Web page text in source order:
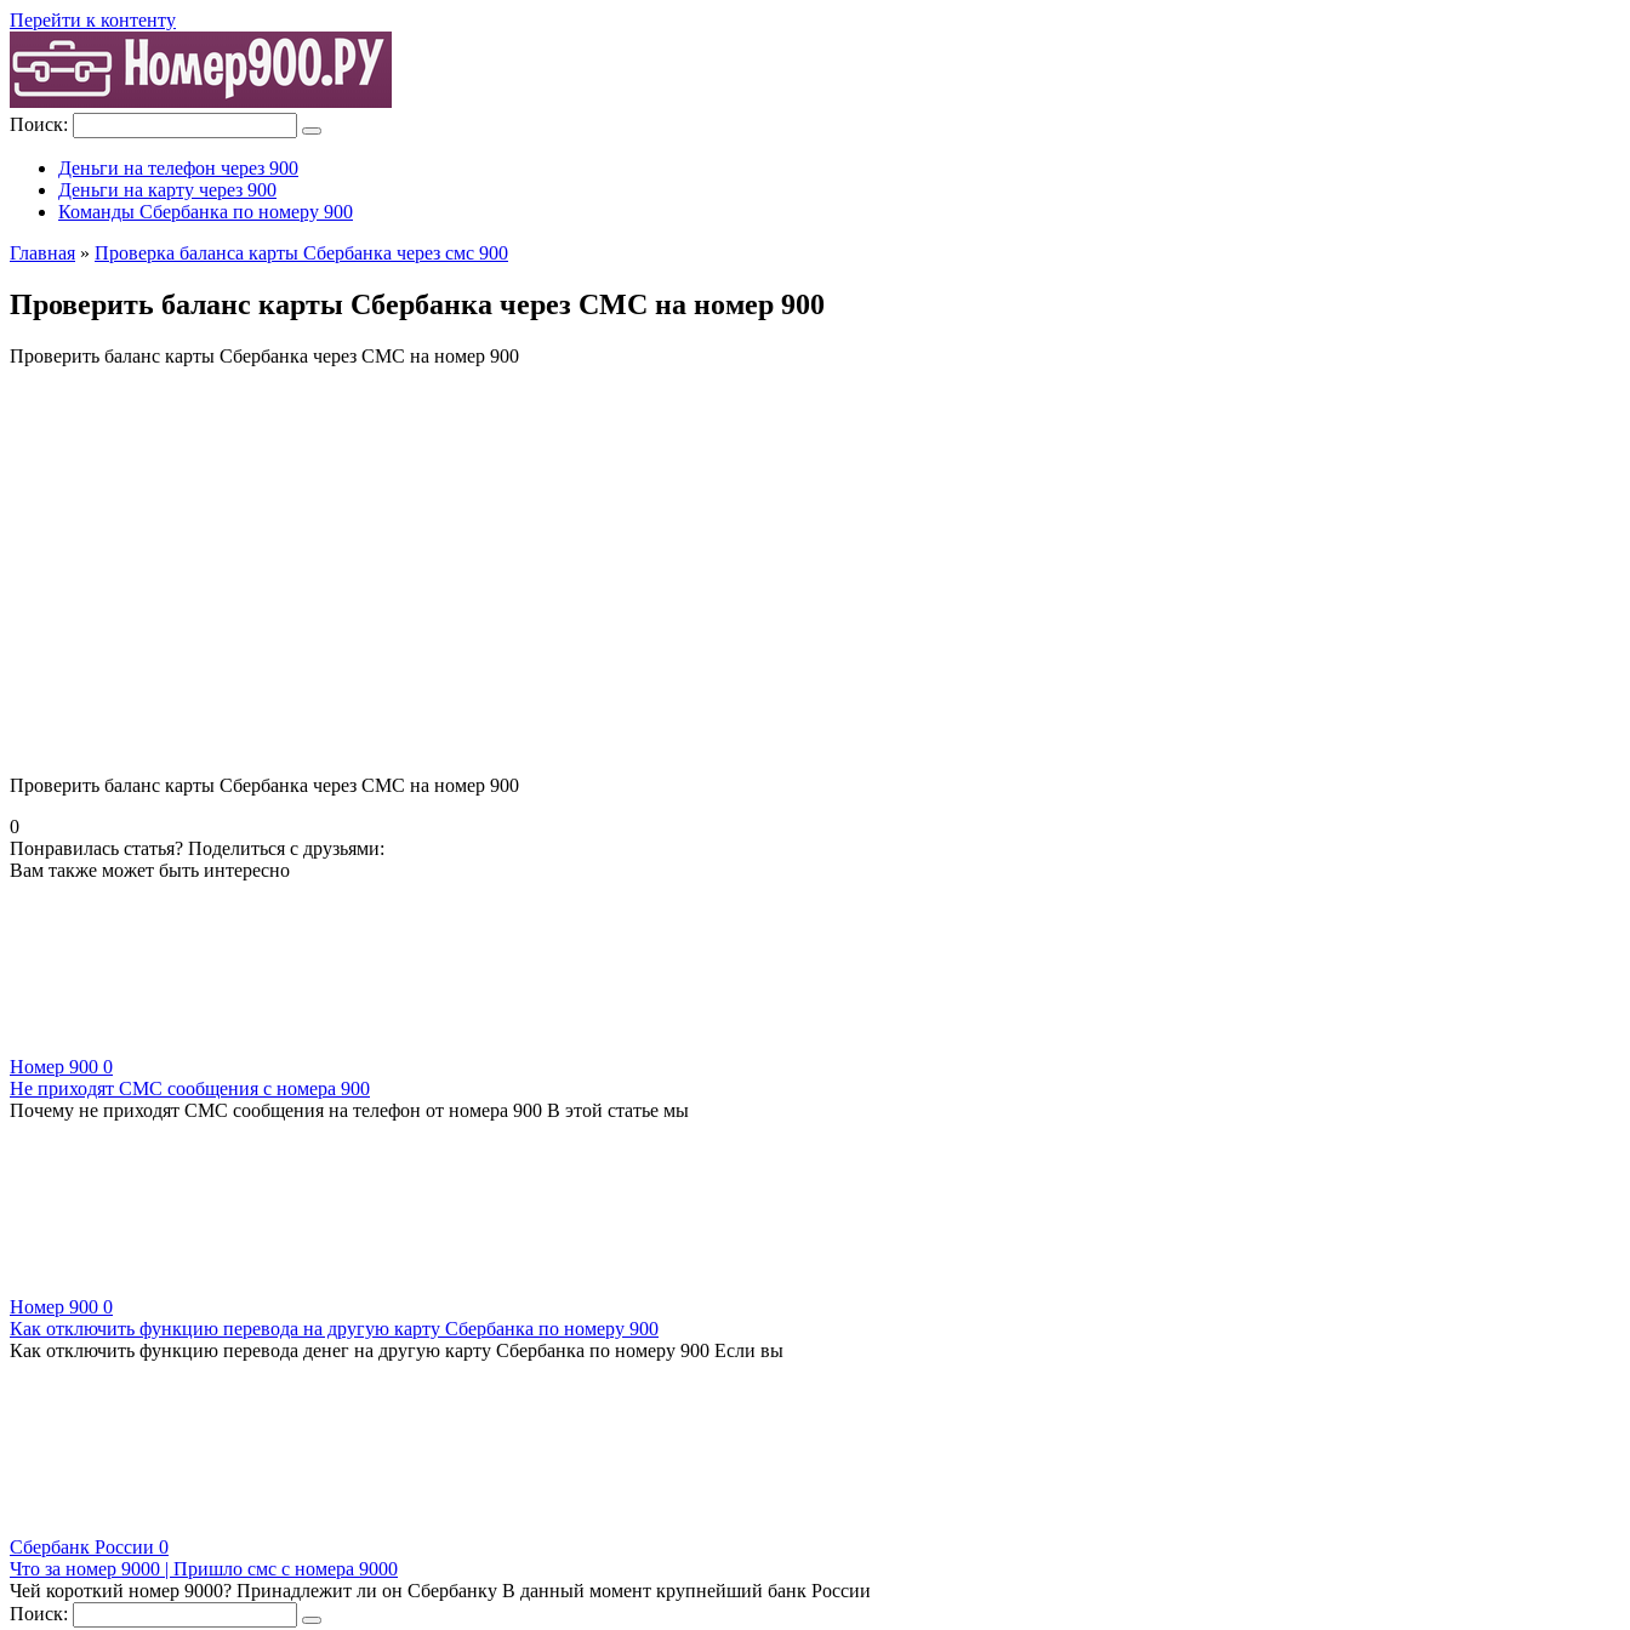
Перейти к контенту
Поиск:
Деньги на телефон через 900
Деньги на карту через 900
Команды Сбербанка по номеру 900
Главная » Проверка баланса карты Сбербанка через смс 900
Проверить баланс карты Сбербанка через СМС на номер 900
Проверить баланс карты Сбербанка через СМС на номер 900
Проверить баланс карты Сбербанка через СМС на номер 900
0
Понравилась статья? Поделиться с друзьями:
Вам также может быть интересно
Номер 900 0
Не приходят СМС сообщения с номера 900
Почему не приходят СМС сообщения на телефон от номера 900 В этой статье мы
Номер 900 0
Как отключить функцию перевода на другую карту Сбербанка по номеру 900
Как отключить функцию перевода денег на другую карту Сбербанка по номеру 900 Если вы
Сбербанк России 0
Что за номер 9000 | Пришло смс с номера 9000
Чей короткий номер 9000? Принадлежит ли он Сбербанку В данный момент крупнейший банк России
Поиск: